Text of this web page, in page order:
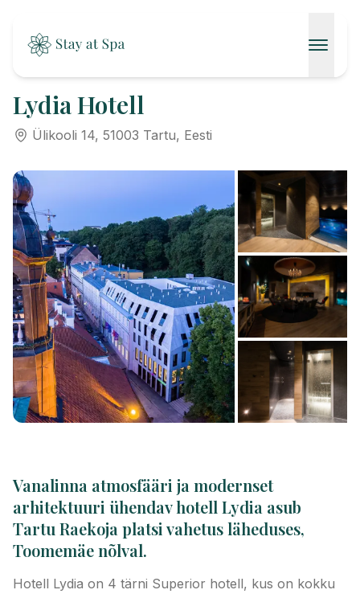
AVALEHT
SPAAD
Lydia Hotell
Ülikooli 14, 51003 Tartu, Eesti
Vanalinna atmosfääri ja modernset
arhitektuuri ühendav hotell Lydia asub
Tartu Raekoja platsi vahetus läheduses,
Toomemäe nõlval.
Hotell Lydia on 4 tärni Superior hotell, kus on kokku